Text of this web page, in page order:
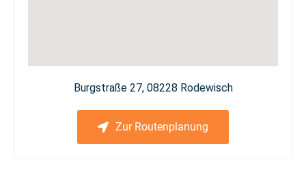
Burgstraße 27, 08228 Rodewisch
Zur Routenplanung